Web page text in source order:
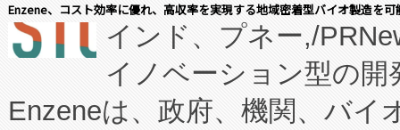
Enzene、コスト効率に優れ、高収率を実現する地域密着型バイオ製造を
インド、プネー,/
イノベーション型の
Enzeneは、政府、機関、バイ